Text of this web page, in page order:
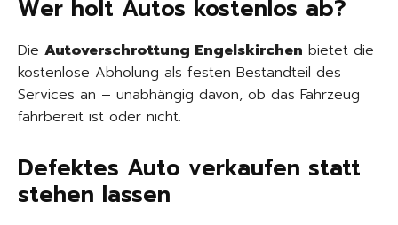
Wer holt Autos kostenlos ab?
Die Autoverschrottung Engelskirchen bietet die
kostenlose Abholung als festen Bestandteil des
Services an – unabhängig davon, ob das Fahrzeug
fahrbereit ist oder nicht.
Defektes Auto verkaufen statt
stehen lassen